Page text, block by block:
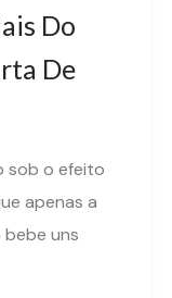
Do
De
sob o efeito
apenas a
uns